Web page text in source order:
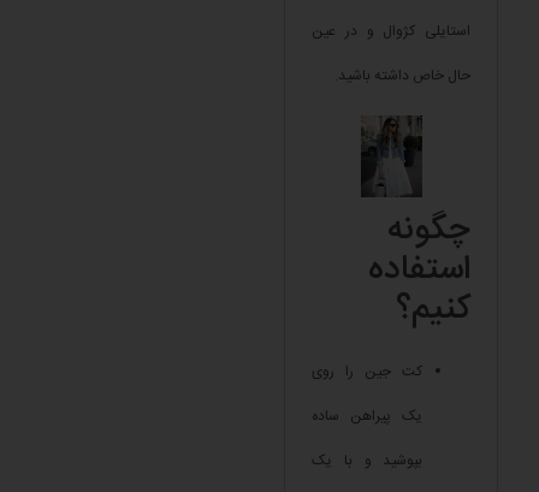
استایلی کژوال و در عین
حال خاص داشته باشید.
چگونه
استفاده
کنیم؟
کت جین را روی
یک پیراهن ساده
بپوشید و با یک